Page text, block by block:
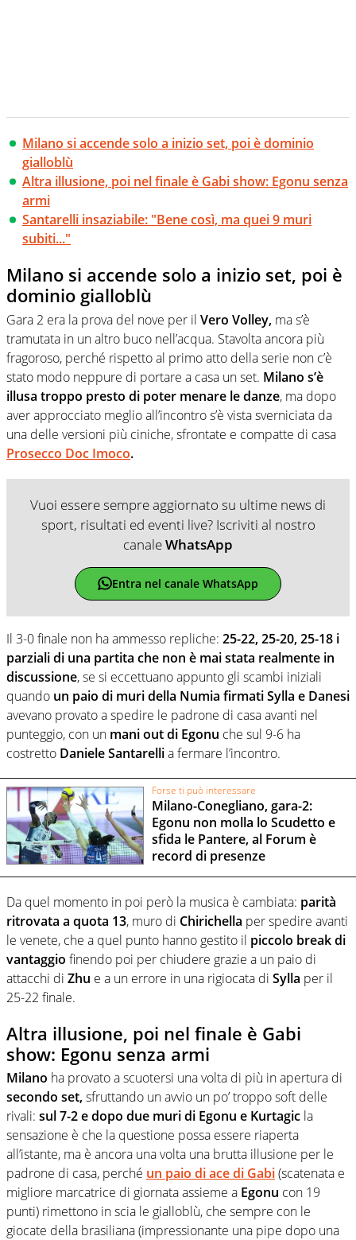
Milano si accende solo a inizio set, poi è dominio
gialloblù
Altra illusione, poi nel finale è Gabi show: Egonu senza
armi
Santarelli insaziabile: "Bene così, ma quei 9 muri
subiti..."
Milano si accende solo a inizio set, poi è
dominio gialloblù
Gara 2 era la prova del nove per il Vero Volley, ma s’è
tramutata in un altro buco nell’acqua. Stavolta ancora più
fragoroso, perché rispetto al primo atto della serie non c’è
stato modo neppure di portare a casa un set. Milano s’è
illusa troppo presto di poter menare le danze, ma dopo
aver approcciato meglio all’incontro s’è vista sverniciata da
una delle versioni più ciniche, sfrontate e compatte di casa
Prosecco Doc Imoco.
Vuoi essere sempre aggiornato su ultime news di
sport, risultati ed eventi live? Iscriviti al nostro
canaleWhatsApp
Entra nel canale WhatsApp
Il 3-0 finale non ha ammesso repliche: 25-22, 25-20, 25-18 i
parziali di una partita che non è mai stata realmente in
discussione, se si eccettuano appunto gli scambi iniziali
quando un paio di muri della Numia firmatiSylla e Danesi
avevano provato a spedire le padrone di casa avanti nel
punteggio, con un mani out di Egonu che sul 9-6 ha
costretto Daniele Santarellia fermare l’incontro.
Forse ti può interessare
Milano-Conegliano, gara-2:
Egonu non molla lo Scudetto e
sfida le Pantere, al Forum è
record di presenze
Da quel momento in poi però la musica è cambiata: parità
ritrovata a quota 13, muro di Chirichella per spedire avanti
le venete, che a quel punto hanno gestito il piccolo break di
vantaggio finendo poi per chiudere grazie a un paio di
attacchi di Zhu e a un errore in una rigiocata di Sylla per il
25-22 finale.
Altra illusione, poi nel finale è Gabi
show: Egonu senza armi
Milano ha provato a scuotersi una volta di più in apertura di
secondo set,sfruttando un avvio un po’ troppo soft delle
rivali: sul 7-2 e dopo due muri di Egonu e Kurtagic la
sensazione è che la questione possa essere riaperta
all’istante, ma è ancora una volta una brutta illusione per le
padrone di casa, perché un paio di ace di Gabi(scatenata e
migliore marcatrice di giornata assieme a Egonu con 19
punti) rimettono in scia le gialloblù, che sempre con le
giocate della brasiliana (impressionante una pipe dopo una